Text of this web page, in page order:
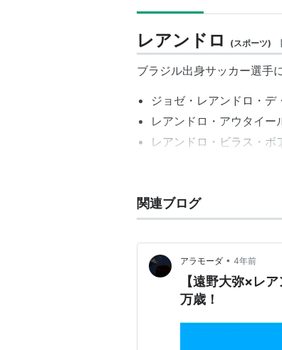
レアンドロ (スポーツ)
ブラジル出身サッカー選手
ジョゼ・レアンドロ・デ
レアンドロ・アウタイー
レアンドロ・ビラス・ボ
レアンドロ・ロドリゲス
レアンドロ・モンテーラ
レアンドロ・コスタ・ミ
レアンドロ・レッサ・ア
レアンドロ・ロドリゲ
レアンドロ・ダ・フォン
レアンドロ・ドミンゲス
関連ブログ
アラモーダ • 4年前
【遠野大弥×レ
万歳！